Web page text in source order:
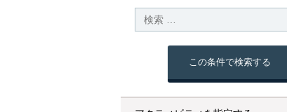
この条件で検索する